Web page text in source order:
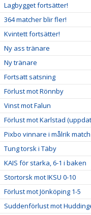
Lagbygget fortsätter!
364 matcher blir fler!
Kvintett fortsätter!
Ny ass tränare
Ny tränare
Fortsatt satsning
Förlust mot Rönnby
Vinst mot Falun
Förlust mot Karlstad
Pixbo vinnare i målrik match
Tung torsk i Täby
KAIS för starka, 6-1 i baken
Stortorsk mot IKSU 0-10
Förlust mot Jönköping 1-5
Suddenförlust mot